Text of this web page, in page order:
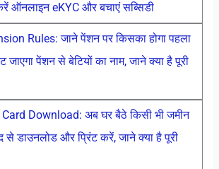
ऑनलाइन eKYC और बचाएं सब्सिडी
Rules: जाने पेंशन पर किसका होगा पहला
जाएगा पेंशन से बेटियों का नाम, जाने क्या है पूरी
Download: अब घर बैठे किसी भी जमीन
से डाउनलोड और प्रिंट करें, जाने क्या है पूरी